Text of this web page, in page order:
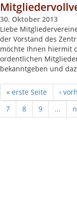
30. Oktober 2013
Liebe
der Vorstand des
möchte Ihnen hiermit
ordentlichen
bekanntgeben und
« erste Seite ‹
7
8 9 …